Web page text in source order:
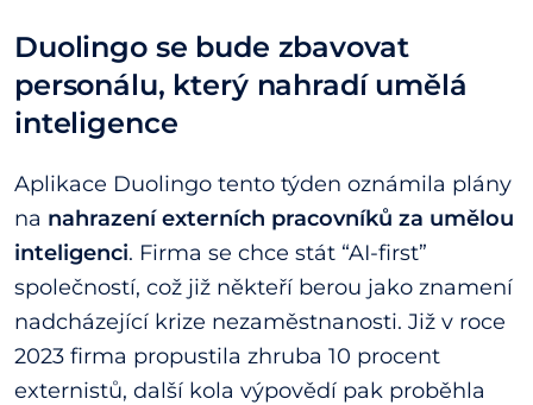
Duolingo se bude zbavovat
personálu, který nahradí umělá
inteligence
Aplikace Duolingo tento týden oznámila plány
na nahrazení externích pracovníků za umělou
inteligenci. Firma se chce stát “AI-first”
společností, což již někteří berou jako znamení
nadcházející krize nezaměstnanosti. Již v roce
2023 firma propustila zhruba 10 procent
externistů, další kola výpovědí pak proběhla